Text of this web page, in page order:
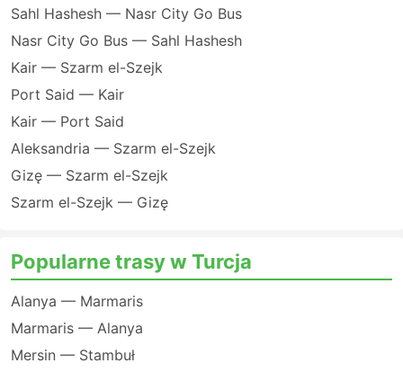
Sahl Hashesh — Nasr City Go Bus
Nasr City Go Bus — Sahl Hashesh
Kair — Szarm el-Szejk
Port Said — Kair
Kair — Port Said
Aleksandria — Szarm el-Szejk
Gizę — Szarm el-Szejk
Szarm el-Szejk — Gizę
Popularne trasy w Turcja
Alanya — Marmaris
Marmaris — Alanya
Mersin — Stambuł